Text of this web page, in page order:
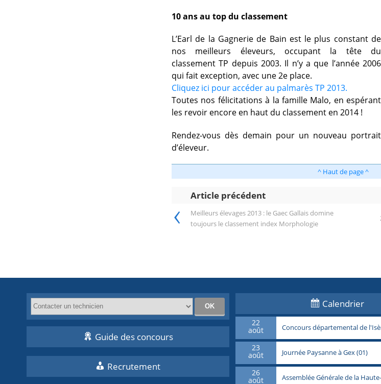
10 ans au top du classement
L’Earl de la Gagnerie de Bain est le plus constant de
nos meilleurs éleveurs, occupant la tête du
classement TP depuis 2003. Il n’y a que l’année 2006
qui fait exception, avec une 2e place.
Cliquez ici pour accéder au palmarès TP 2013.
Toutes nos félicitations à la famille Malo, en espérant
les revoir encore en haut du classement en 2014 !
Rendez-vous dès demain pour un nouveau portrait
d’éleveur.
^ Haut de page ^
Article précédent
‹
Meilleurs élevages 2013 : le Gaec Gallais domine
toujours le classement index Morphologie
Guide des concours
Recrutement
Calendrier
22
août Concours départemental de
23
août Journée Paysanne à Gex (01)
26
août Assemblée Générale de la